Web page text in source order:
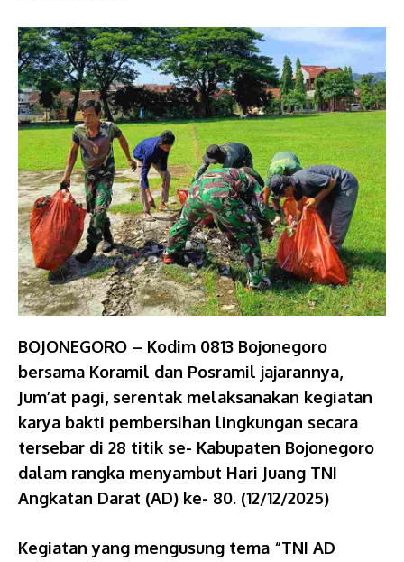
BOJONEGORO – Kodim 0813 Bojonegoro
bersama Koramil dan Posramil jajarannya,
Jum’at pagi, serentak melaksanakan kegiatan
karya bakti pembersihan lingkungan secara
tersebar di 28 titik se- Kabupaten Bojonegoro
dalam rangka menyambut Hari Juang TNI
Angkatan Darat (AD) ke- 80. (12/12/2025)
Kegiatan yang mengusung tema “TNI AD